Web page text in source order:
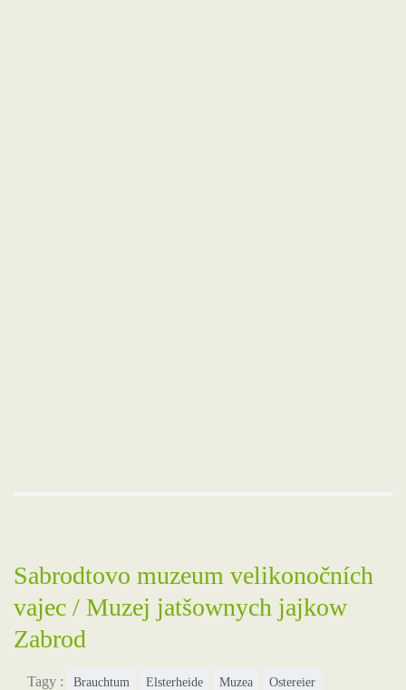
Sabrodtovo muzeum velikonočních
vajec / Muzej jatšownych jajkow
Zabrod
Tagy : Brauchtum Elsterheide Muzea Ostereier